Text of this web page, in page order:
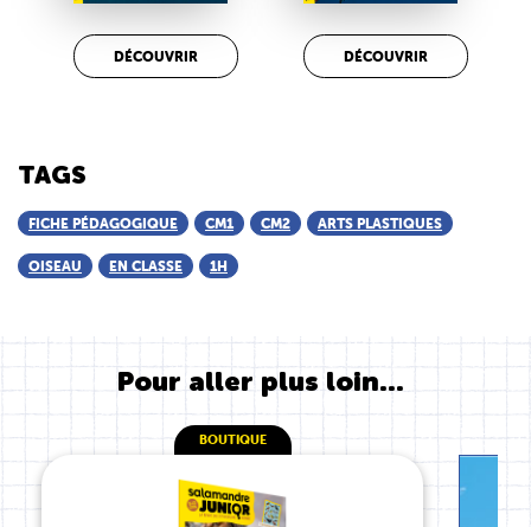
DÉCOUVRIR DÉCOUVRIR
TAGS
FICHE PÉDAGOGIQUE CM1 CM2 ARTS PLASTIQUES
OISEAU EN CLASSE 1H
Pour aller plus loin...
BOUTIQUE